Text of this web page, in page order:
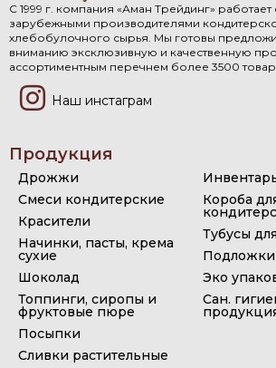
С 1999 г. компания «Аман Трейдинг»
зарубежными производителями
хлебобулочного сырья. Мы готовы
вниманию эксклюзивную и качественную
ассортиментным перечнем более 3500
Наш инстаграм
Продукция
Дрожжи
Смеси кондитерские
Красители
Начинки, пасты, крема
сухие
Шоколад
Топпинги, сиропы и
фруктовые пюре
Посыпки
Сливки растительные
Короба
Тубусы
Эко
Сан.